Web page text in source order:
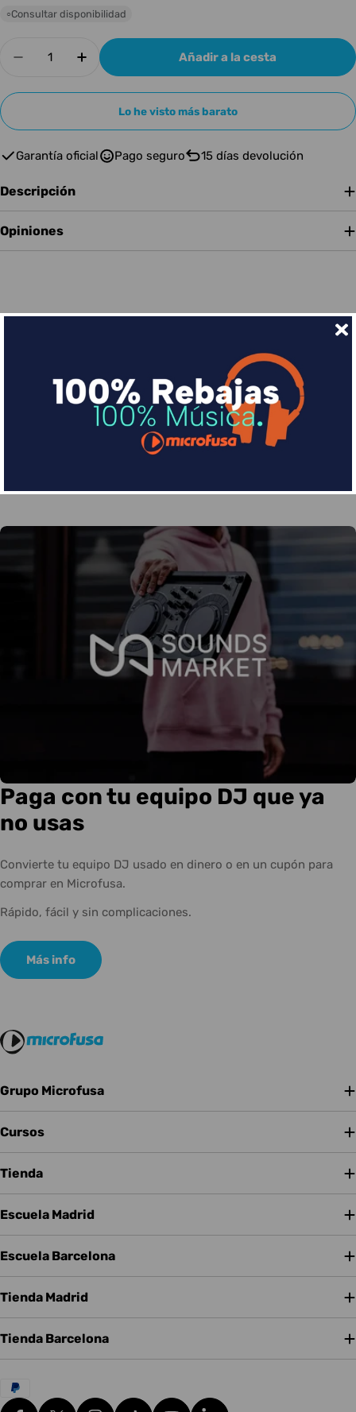
○Consultar disponibilidad
Disminuir cantidad para Sequenz Volca YL
Aumentar cantidad para Sequenz
Añadir a la cesta
Lo he visto más barato
Garantía oficial Pago seguro 15 días devolución
Descripción
Opiniones
Financia tus compras con Sequra
Divide en 3 sin coste o hasta en 18 meses por una
pequeña cuota al mes con Sequra
Más info
Paga con tu equipo DJ que ya
no usas
Convierte tu equipo DJ usado en dinero o en un cupón para
comprar en Microfusa.
Rápido, fácil y sin complicaciones.
Más info
Grupo Microfusa
Cursos
Tienda
Escuela Madrid
Escuela Barcelona
Tienda Madrid
Tienda Barcelona
Métodos
de